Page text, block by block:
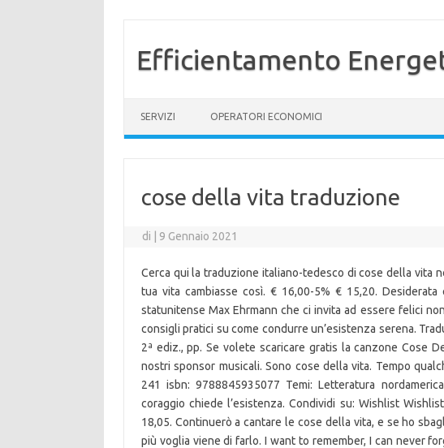
Efficientamento
SERVIZI OPERATORI ECONOMICI
cose della vita traduzione
di 9 Gennaio 2021
Cerca qui la traduzione italiano-tedesco di cose della vita
tua vita cambiasse così. € 16,00-5% € 15,20.
statunitense Max Ehrmann che ci invita ad essere felici
consigli pratici su come condurre un’esistenza serena.
2ª ediz., pp. Se volete scaricare gratis la canzone Cose
nostri sponsor musicali. Sono cose della vita. Tempo
241 isbn: 9788845935077 Temi: Letteratura
coraggio chiede l’esistenza. Condividi su: Wishlist
18,05. Continuerò a cantare le cose della vita, e se ho
più voglia viene di farlo. I want to remember, I can never